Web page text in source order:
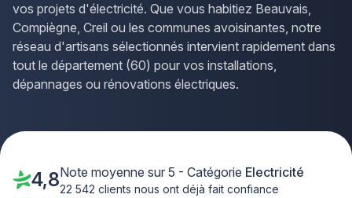
vos projets d'électricité. Que vous habitiez Beauvais,
Compiègne, Creil ou les communes avoisinantes, notre
réseau d'artisans sélectionnés intervient rapidement dans
tout le département (60) pour vos installations,
dépannages ou rénovations électriques.
4,8Note moyenne sur 5 - Catégorie Electricité
22 542 clients nous ont déjà fait confiance